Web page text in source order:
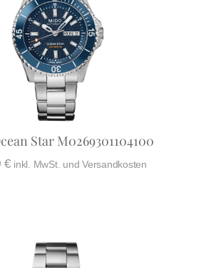
Star M0269301104100
€ inkl. MwSt. und Versandkosten